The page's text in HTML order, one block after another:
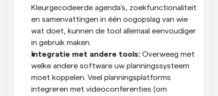
Kleurgecodeerde agenda's, zoekfunctionaliteit
en samenvattingen in één oogopslag van wie
wat doet, kunnen de tool allemaal eenvoudiger
in gebruik maken.
Integratie met andere tools: Overweeg met
welke andere software uw planningssysteem
moet koppelen. Veel planningsplatforms
integreren met videoconferenties (om